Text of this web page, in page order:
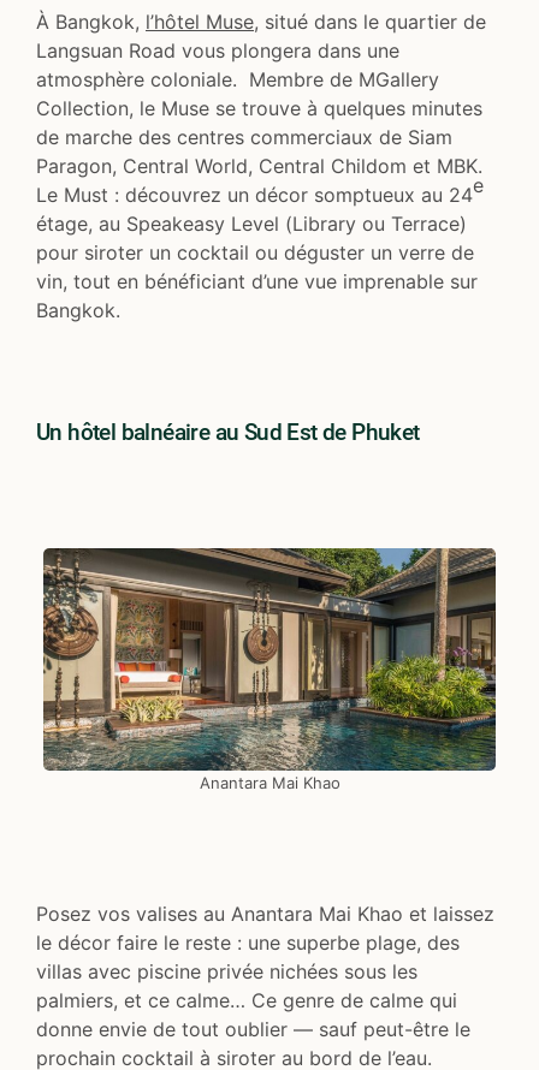
À Bangkok, l’hôtel Muse, situé dans le quartier de
Langsuan Road vous plongera dans une
atmosphère coloniale. Membre de MGallery
Collection, le Muse se trouve à quelques minutes
de marche des centres commerciaux de Siam
Paragon, Central World, Central Childom et MBK.
Le Must : découvrez un décor somptueux au 24e
étage, au Speakeasy Level (Library ou Terrace)
pour siroter un cocktail ou déguster un verre de
vin, tout en bénéficiant d’une vue imprenable sur
Bangkok.
Un hôtel balnéaire au Sud Est de Phuket
Anantara Mai Khao
Posez vos valises au Anantara Mai Khao et laissez
le décor faire le reste : une superbe plage, des
villas avec piscine privée nichées sous les
palmiers, et ce calme… Ce genre de calme qui
donne envie de tout oublier — sauf peut-être le
prochain cocktail à siroter au bord de l’eau.